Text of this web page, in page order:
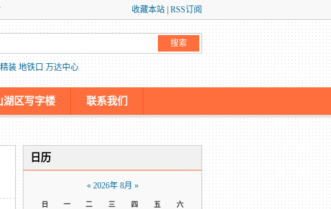
收藏本站 RSS订阅
精装 地铁口 万达中心
湖区写字楼 联系我们
日历
« 2026年 8月 »
日 一 二 三 四 五 六